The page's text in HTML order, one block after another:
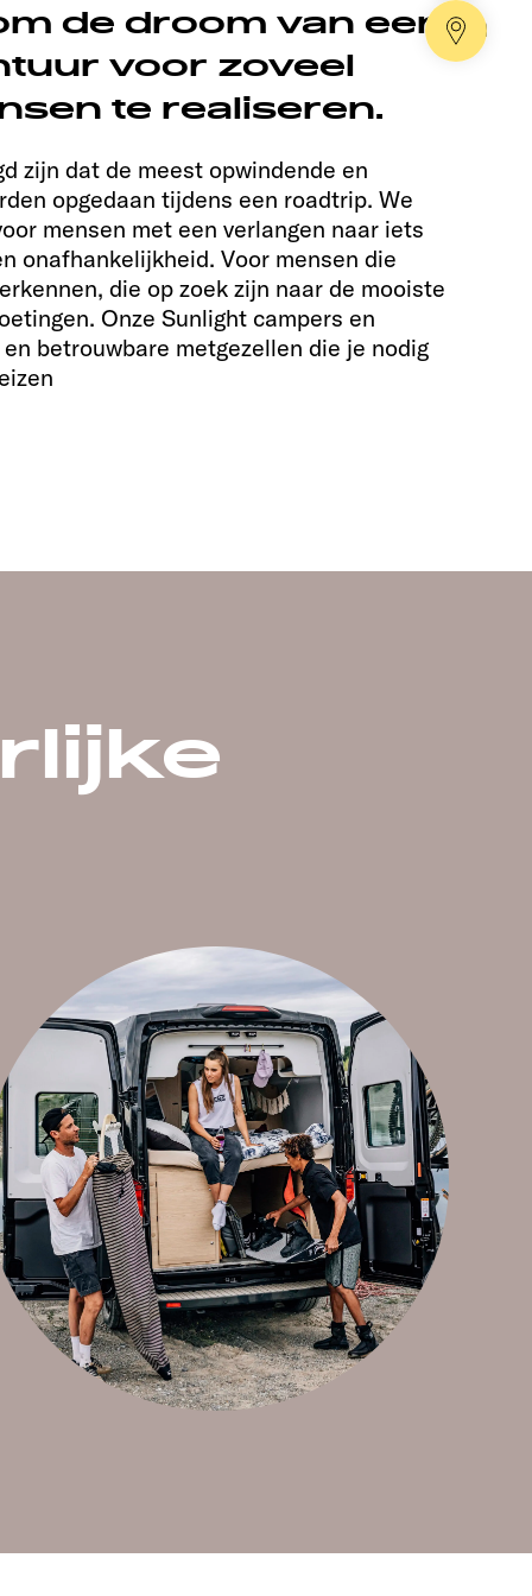
Dealer
de droom van een
voor zoveel
te realiseren.
zijn dat de meest opwindende en
opgedaan tijdens een roadtrip. We
mensen met een verlangen naar iets
onafhankelijkheid. Voor mensen die
die op zoek zijn naar de mooiste
Onze Sunlight campers en
betrouwbare metgezellen die je nodig